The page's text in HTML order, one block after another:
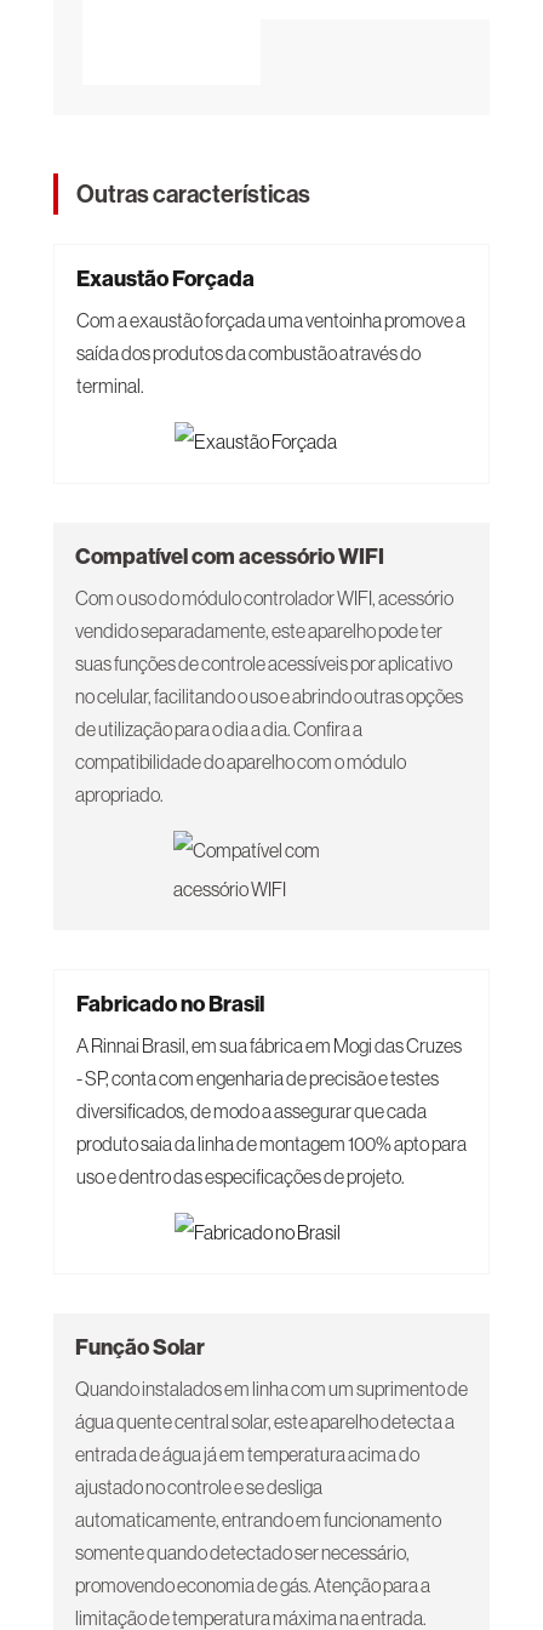
Outras características
Exaustão Forçada
Com a exaustão forçada uma ventoinha promove a
saída dos produtos da combustão através do
terminal.
Compatível com acessório WIFI
Com o uso do módulo controlador WIFI, acessório
vendido separadamente, este aparelho pode ter
suas funções de controle acessíveis por aplicativo
no celular, facilitando o uso e abrindo outras opções
de utilização para o dia a dia. Confira a
compatibilidade do aparelho com o módulo
apropriado.
Fabricado no Brasil
A Rinnai Brasil, em sua fábrica em Mogi das Cruzes
- SP, conta com engenharia de precisão e testes
diversificados, de modo a assegurar que cada
produto saia da linha de montagem 100% apto para
uso e dentro das especificações de projeto.
Função Solar
Quando instalados em linha com um suprimento de
água quente central solar, este aparelho detecta a
entrada de água já em temperatura acima do
ajustado no controle e se desliga
automaticamente, entrando em funcionamento
somente quando detectado ser necessário,
promovendo economia de gás. Atenção para a
limitação de temperatura máxima na entrada.